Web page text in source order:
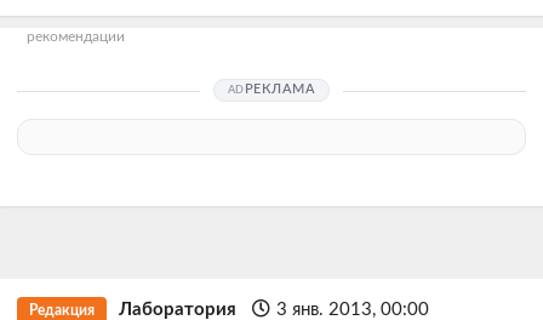
рекомендации
РЕКЛАМА
Редакция Лаборатория
3 янв. 2013, 00:00